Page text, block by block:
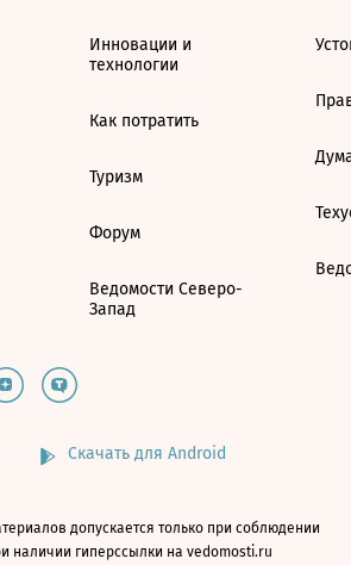
Инновации и
технологии
Как потратить
Туризм
Форум
Ведомости Северо-
Запад
Скачать для Android
допускается только при соблюдении
наличии гиперссылки на vedomosti.ru